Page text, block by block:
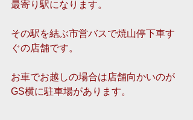
最寄り駅になります。
その駅を結ぶ市営バスで焼山停下車す
ぐの店舗です。
お車でお越しの場合は店舗向かいのが
GS横に駐車場があります。